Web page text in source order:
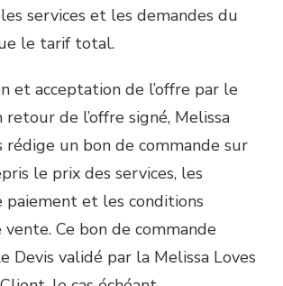
services et les demandes du
le tarif total.
et acceptation de l’offre par le
de l’offre signé, Melissa
rédige un bon de commande sur
le prix des services, les
paiement et les conditions
Ce bon de commande
Devis validé par la Melissa Loves